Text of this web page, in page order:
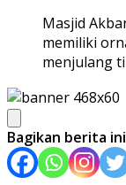
Masjid
memiliki
menjulang
Bagikan berita ini